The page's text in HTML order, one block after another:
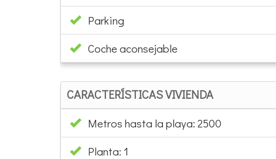
Parking
Coche aconsejable
CARACTERÍSTICAS VIVIENDA
Metros hasta la playa: 2500
Planta: 1